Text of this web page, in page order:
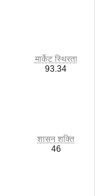
शासन शक्ति
46
मार्केट स्थिरता
93.34